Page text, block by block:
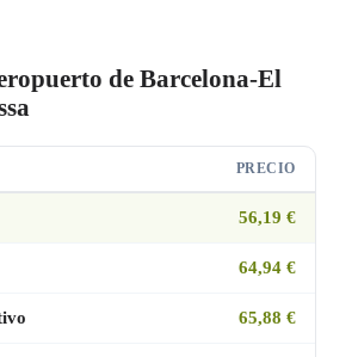
de Barcelona-El
PRECIO
56,19 €
64,94 €
65,88 €